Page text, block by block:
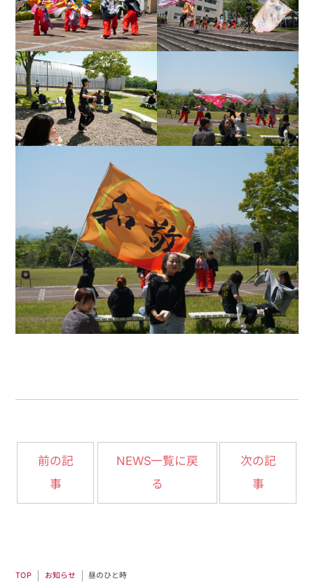
前の記
事
NEWS一覧に戻
る
次の記
事
TOP お知らせ 昼のひと時